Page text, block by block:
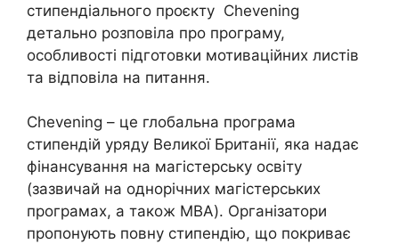
стипендіального проєкту Chevening
детально розповіла про програму,
особливості підготовки мотиваційних листів
та відповіла на питання.
Chevening – це глобальна програма
стипендій уряду Великої Британії, яка надає
фінансування на магістерську освіту
(зазвичай на однорічних магістерських
програмах, а також MBA). Організатори
пропонують повну стипендію, що покриває